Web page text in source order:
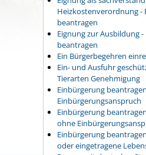
Heizkostenverordnung -
beantragen
Eignung zur Ausbildung
beantragen
Ein Bürgerbegehren
Ein- und Ausfuhr
Tierarten Genehmigung
Einbürgerung
Einbürgerungsanspruch
Einbürgerung
ohne
Einbürgerung
oder eingetragene